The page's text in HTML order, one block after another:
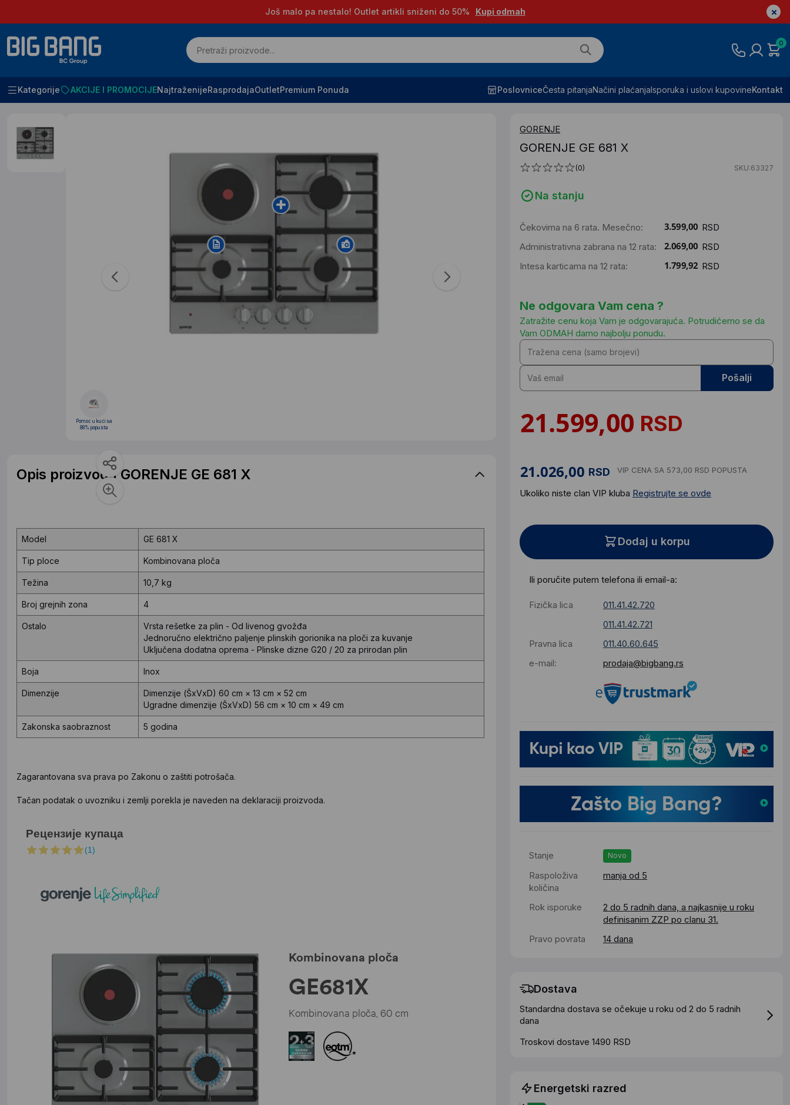
Još malo pa nestalo! Outlet artikli sniženi do 50% Kupi odmah
0
Kategorije AKCIJE I PROMOCIJENajtraženijeRasprodajaOutletPremium Ponuda PoslovniceČesta pitanjaNačini plaćanjaIsporuka i uslovi kupovineKontakt
Početna Bela tehnika Ugradne ploce
GORENJE
GORENJE GE 681 X
(0) SKU:63327
Na stanju
Čekovima na 6 rata. Mesečno:
RSD
Administrativna zabrana na 12 rata:
RSD
Intesa karticama na 12 rata:
RSD
Ne odgovara Vam cena ?
Zatražite cenu koja Vam je odgovarajuća. Potrudićemo se da
Vam ODMAH damo najbolju ponudu.
Pošalji
RSD
RSD VIP CENA SA 573,00 RSD POPUSTA
Ukoliko niste clan VIP kluba Registrujte se ovde
Dodaj u korpu
Ili poručite putem telefona ili email-a:
Fizička lica
011.41.42.720
011.41.42.721
Pravna lica
011.40.60.645
e-mail:
prodaja@bigbang.rs
Stanje Novo
Raspoloživa
količina
manja od 5
Rok isporuke
2 do 5 radnih dana, a najkasnije u roku
definisanim ZZP po clanu 31.
Pravo povrata
14 dana
Dostava
Standardna dostava se očekuje u roku od 2 do 5 radnih
dana
Troskovi dostave 1490 RSD
Energetski razred
Pomoć u kući sa
88% popusta
Opis proizvoda GORENJE GE 681 X
Model GE 681 X
Tip ploce Kombinovana ploča
Težina 10,7 kg
Broj grejnih zona 4
Ostalo
Vrsta rešetke za plin - Od livenog gvožđa
Jednoručno električno paljenje plinskih gorionika na ploči za kuvanje
Uključena dodatna oprema - Plinske dizne G20 / 20 za prirodan plin
Boja Inox
Dimenzije Dimenzije (ŠxVxD) 60 cm × 13 cm × 52 cm
Ugradne dimenzije (ŠxVxD) 56 cm × 10 cm × 49 cm
Zakonska saobraznost 5 godina
Zagarantovana sva prava po Zakonu o zaštiti potrošača.
Tačan podatak o uvozniku i zemlji porekla je naveden na deklaraciji proizvoda.
Рецензије купаца
(1)
Kombinovana ploča
GE681X
Kombinovana ploča, 60 cm